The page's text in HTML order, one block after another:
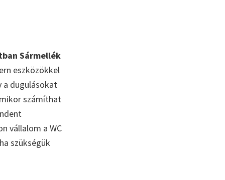
Sármellék
eszközökkel
a dugulásokat
számíthat
vállalom a WC
szükségük